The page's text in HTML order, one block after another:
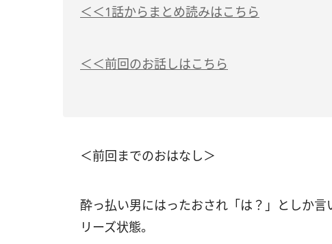
＜＜1話からまとめ読みはこちら
＜＜前回のお話しはこちら
＜前回までのおはなし＞
酔っ払い男にはったおされ「は？」としか
リーズ状態。